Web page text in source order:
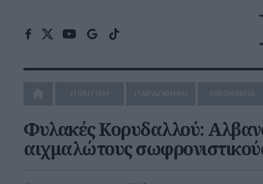
Φυλακές Κορυδαλλού:
αιχμαλώτους